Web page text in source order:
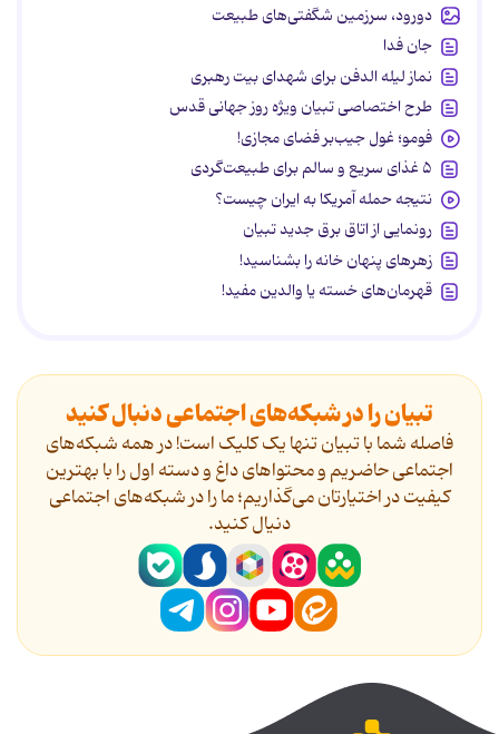
دورود، سرزمین شگفتی‌های طبیعت
جان فدا
نماز لیله الدفن برای شهدای بیت رهبری
طرح اختصاصی تبیان ویژه روز جهانی قدس
فومو؛ غول جیب‌بر فضای مجازی!
۵ غذای سریع و سالم برای طبیعت‌گردی
نتیجه حمله آمریکا به ایران چیست؟
رونمایی از اتاق برق جدید تبیان
زهرهای پنهان خانه را بشناسید!
قهرمان‌های خسته یا والدین مفید!
تبیان را در شبکه‌های اجتماعی دنبال کنید
فاصله شما با تبیان تنها یک کلیک است! در همه شبکه‌های
اجتماعی حاضریم و محتواهای داغ و دسته اول را با بهترین
کیفیت در اختیارتان می‌گذاریم؛ ما را در شبکه‌های اجتماعی
دنیال کنید.